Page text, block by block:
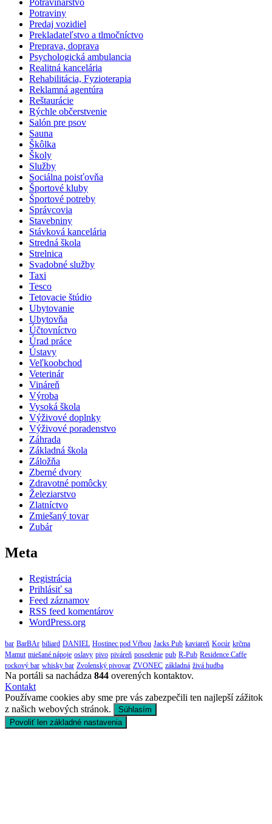
Potraviny
Predaj vozidiel
Prekladateľstvo a tlmočníctvo
Preprava, doprava
Psychologická ambulancia
Realitná kancelária
Rehabilitácia, Fyzioterapia
Reklamná agentúra
Reštaurácie
Rýchle občerstvenie
Salón pre psov
Sauna
Škôlka
Školy
Služby
Sociálna poisťovňa
Športové kluby
Športové potreby
Správcovia
Stavebniny
Stávková kancelária
Stredná škola
Strelnica
Svadobné služby
Taxi
Tesco
Tetovacie štúdio
Ubytovanie
Ubytovňa
Účtovníctvo
Úrad práce
Ústavy
Veľkoobchod
Veterinár
Vináreň
Výroba
Vysoká škola
Výživové doplnky
Výživové poradenstvo
Záhrada
Základná škola
Záložňa
Zberné dvory
Zdravotné pomôcky
Železiarstvo
Zlatníctvo
Zmiešaný tovar
Zubár
Meta
Registrácia
Prihlásiť sa
Feed záznamov
RSS feed komentárov
WordPress.org
bar BarBAr biliard DANIEL Hostinec pod Vŕbou Jacks Pub kaviareň Kocúr krčma
Mamut miešané nápoje oslavy pivo piváreň posedenie pub R-Pub Residence Caffe
rockový bar whisky bar Zvolenský pivovar ZVONEC základná živá hudba
Na portáli sa nachádza 844 overených kontaktov.
Kontakt
Používame cookies aby sme pre vás zabezpečili ten najlepší zážitok
z našich webových stránok.
Súhlasím
Povoliť len základné nastavenia